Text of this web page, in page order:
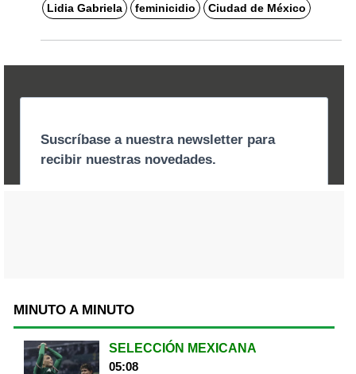
Lidia Gabriela feminicidio Ciudad de México
MINUTO A MINUTO
SELECCIÓN MEXICANA
05:08